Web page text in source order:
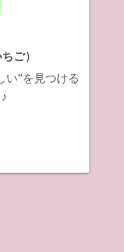
ご）
い”を見つける